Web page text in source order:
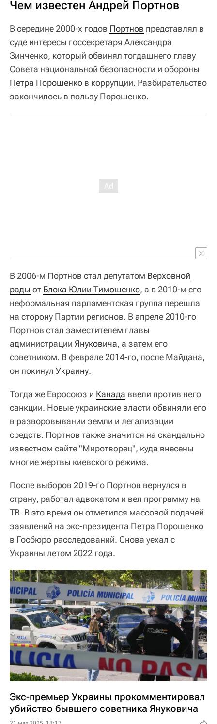
Чем известен Андрей Портнов
В середине 2000-х годов Портнов представлял в
суде интересы госсекретаря Александра
Зинченко, который обвинял тогдашнего главу
Совета национальной безопасности и обороны
Петра Порошенко в коррупции. Разбирательство
закончилось в пользу Порошенко.
В 2006-м Портнов стал депутатом Верховной
рады от Блока Юлии Тимошенко, а в 2010-м его
неформальная парламентская группа перешла
на сторону Партии регионов. В апреле 2010-го
Портнов стал заместителем главы
администрации Януковича, а затем его
советником. В феврале 2014-го, после Майдана,
он покинул Украину.
Тогда же Евросоюз и Канада ввели против него
санкции. Новые украинские власти обвиняли его
в разворовывании земли и легализации
средств. Портнов также значится на скандально
известном сайте "Миротворец", куда внесены
многие жертвы киевского режима.
После выборов 2019-го Портнов вернулся в
страну, работал адвокатом и вел программу на
ТВ. В это время он отметился массовой подачей
заявлений на экс-президента Петра Порошенко
в Госбюро расследований. Снова уехал с
Украины летом 2022 года.
Экс-премьер Украины прокомментировал
убийство бывшего советника Януковича